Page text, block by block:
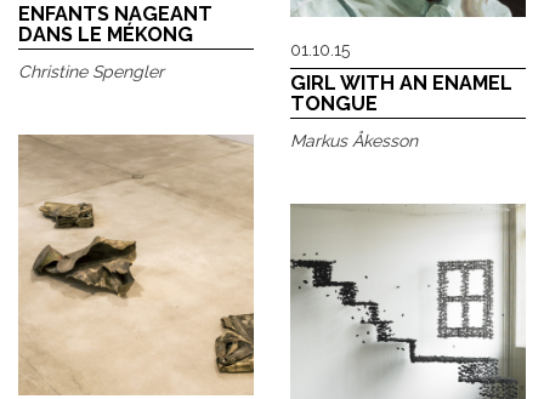
ENFANTS NAGEANT
DANS LE MÉKONG
Christine Spengler
01.10.15
GIRL WITH AN ENAMEL
TONGUE
Markus Åkesson